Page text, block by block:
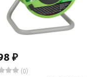
₽
(0)